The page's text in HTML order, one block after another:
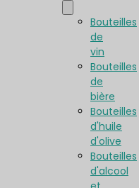
Bouteilles
de
vin
Bouteilles
de
bière
Bouteilles
d'huile
d'olive
Bouteilles
d'alcool